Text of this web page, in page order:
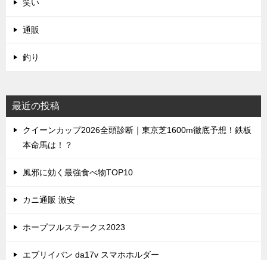
笑い
通販
釣り
最近の投稿
クイーンカップ2026全頭診断｜東京芝1600m徹底予想！鉄板
本命馬は！？
風邪に効く最強食べ物TOP10
カニ通販 激安
ホープフルステークス2023
エブリイバン da17v スマホホルダー